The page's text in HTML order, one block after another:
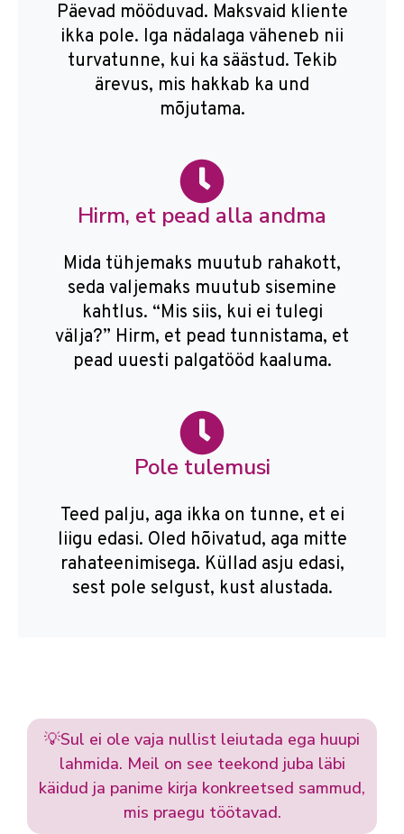
Päevad mööduvad. Maksvaid kliente
ikka pole. Iga nädalaga väheneb nii
turvatunne, kui ka säästud. Tekib
ärevus, mis hakkab ka und
mõjutama.
Hirm, et pead alla andma
Mida tühjemaks muutub rahakott,
seda valjemaks muutub sisemine
kahtlus. “Mis siis, kui ei tulegi
välja?” Hirm, et pead tunnistama, et
pead uuesti palgatööd kaaluma.
Pole tulemusi
Teed palju, aga ikka on tunne, et ei
liigu edasi. Oled hõivatud, aga mitte
rahateenimisega. Küllad asju edasi,
sest pole selgust, kust alustada.
💡Sul ei ole vaja nullist leiutada ega huupi
lahmida. Meil on see teekond juba läbi
käidud ja panime kirja konkreetsed sammud,
mis praegu töötavad.